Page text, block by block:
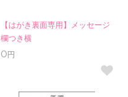
【はがき裏面専用】メッセージ
欄つき横
0円